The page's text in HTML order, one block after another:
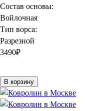
Состав основы:
Войлочная
Тип ворса:
Разрезной
3490₽
В корзину